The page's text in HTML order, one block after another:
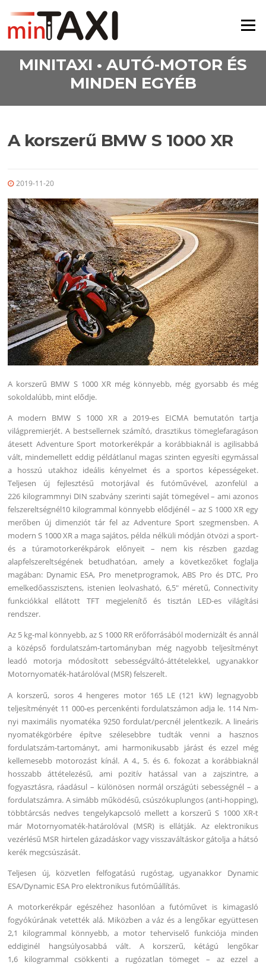
Menü
MINITAXI • AUTÓ-MOTOR ÉS
MINDEN EGYÉB
A korszerű BMW S 1000 XR
2019-11-20
A korszerű BMW S 1000 XR még könnyebb, még gyorsabb és még
sokoldalúbb, mint elődje.
A modern BMW S 1000 XR a 2019-es EICMA bemutatón tartja
világpremierjét. A bestsellernek számító, drasztikus tömeglefaragáson
átesett Adventure Sport motorkerékpár a korábbiaknál is agilisabbá
vált, mindemellett eddig példátlanul magas szinten egyesíti egymással
a hosszú utakhoz ideális kényelmet és a sportos képességeket.
Teljesen új fejlesztésű motorjával és futóművével, azonfelül a
226 kilogrammnyi DIN szabvány szerinti saját tömegével – ami azonos
felszereltségnél10 kilogrammal könnyebb elődjénél – az S 1000 XR egy
merőben új dimenziót tár fel az Adventure Sport szegmensben. A
modern S 1000 XR a maga sajátos, példa nélküli módján ötvözi a sport-
és a túramotorkerékpárok előnyeit – nem kis részben gazdag
alapfelszereltségének betudhatóan, amely a következőket foglalja
magában: Dynamic ESA, Pro menetprogramok, ABS Pro és DTC, Pro
emelkedőasszisztens, istenien leolvasható, 6,5″ méretű, Connectivity
funkciókkal ellátott TFT megjelenítő és tisztán LED-es világítási
rendszer.
Az 5 kg-mal könnyebb, az S 1000 RR erőforrásából modernizált és annál
a középső fordulatszám-tartományban még nagyobb teljesítményt
leadó motorja módosított sebességváltó-áttételekkel, ugyanakkor
Motornyomaték-határolóval (MSR) felszerelt.
A korszerű, soros 4 hengeres motor 165 LE (121 kW) legnagyobb
teljesítményét 11 000-es percenkénti fordulatszámon adja le. 114 Nm-
nyi maximális nyomatéka 9250 fordulat/percnél jelentkezik. A lineáris
nyomatékgörbére építve szélesebbre tudták venni a hasznos
fordulatszám-tartományt, ami harmonikusabb járást és ezzel még
kellemesebb motorozást kínál. A 4., 5. és 6. fokozat a korábbiaknál
hosszabb áttételezésű, ami pozitív hatással van a zajszintre, a
fogyasztásra, ráadásul – különösen normál országúti sebességnél – a
fordulatszámra. A simább működésű, csúszókuplungos (anti-hopping),
többtárcsás nedves tengelykapcsoló mellett a korszerű S 1000 XR-t
már Motornyomaték-határolóval (MSR) is ellátják. Az elektronikus
vezérlésű MSR hirtelen gázadáskor vagy visszaváltáskor gátolja a hátsó
kerék megcsúszását.
Teljesen új, közvetlen felfogatású rugóstag, ugyanakkor Dynamic
ESA/Dynamic ESA Pro elektronikus futóműállítás.
A motorkerékpár egészéhez hasonlóan a futóművet is kimagasló
fogyókúrának vetették alá. Miközben a váz és a lengőkar együttesen
2,1 kilogrammal könnyebb, a motor teherviselő funkciója minden
eddiginél hangsúlyosabbá vált. A korszerű, kétágú lengőkar
1,6 kilogrammal csökkenti a rugózatlan tömeget – az ezzel a